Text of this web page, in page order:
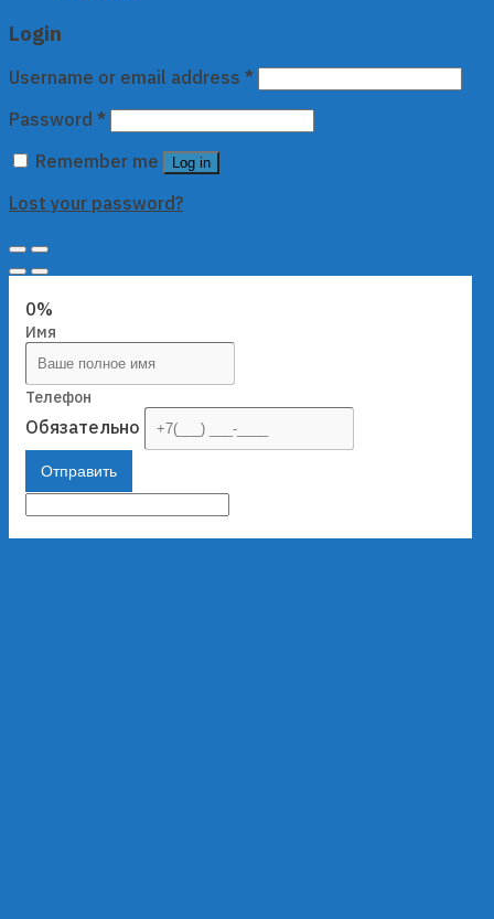
Login
Username or email address *
Password *
Remember me
Log in
Lost your password?
0%
Имя
Телефон
Обязательно
Отправить